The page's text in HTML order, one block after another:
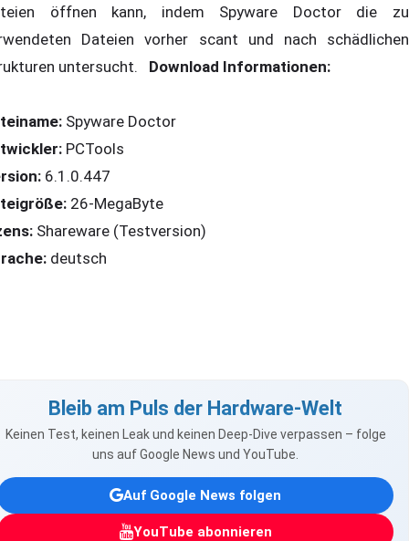
öffnen kann, indem Spyware Doctor die zu
Dateien vorher scant und nach schädlichen
untersucht. Download Informationen:
Spyware Doctor
PCTools
6.1.0.447
26-MegaByte
Shareware (Testversion)
deutsch
Bleib am Puls der Hardware-Welt
Keinen Test, keinen Leak und keinen Deep-Dive verpassen – folge
uns auf Google News und YouTube.
Auf Google News folgen
YouTube abonnieren